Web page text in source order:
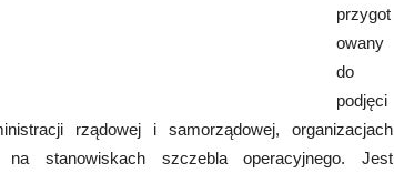
przygot
owany
do
podjęci
rządowej i samorządowej, organizacjach
stanowiskach szczebla operacyjnego. Jest